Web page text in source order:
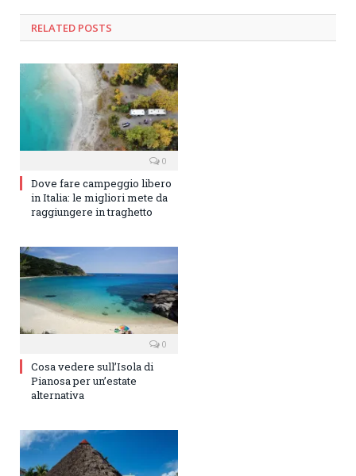
RELATED POSTS
0
Dove fare campeggio libero
in Italia: le migliori mete da
raggiungere in traghetto
0
Cosa vedere sull’Isola di
Pianosa per un’estate
alternativa